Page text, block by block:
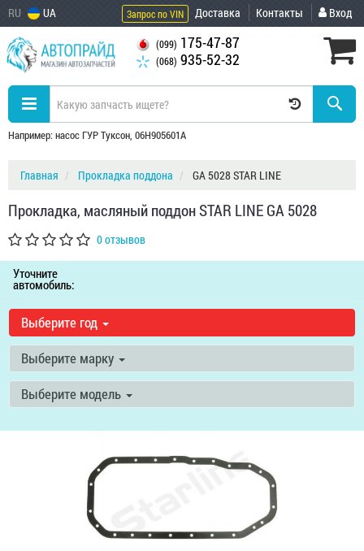
RU UA Запрос по VIN Доставка Контакты Вход
(099) 175-47-87
(068) 935-52-32
Например: насос ГУР Туксон, 06H905601A
Главная Прокладка поддона GA 5028 STAR LINE
Прокладка, масляный поддон STAR LINE GA 5028
0 отзывов
Уточните
автомобиль:
Выберите год
Выберите марку
Выберите модель